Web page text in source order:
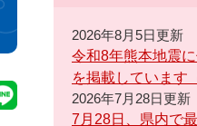
2026年8月5日更新
令和8年熊本地震
を掲載しています
2026年7月28日更新
7月28日、県内で